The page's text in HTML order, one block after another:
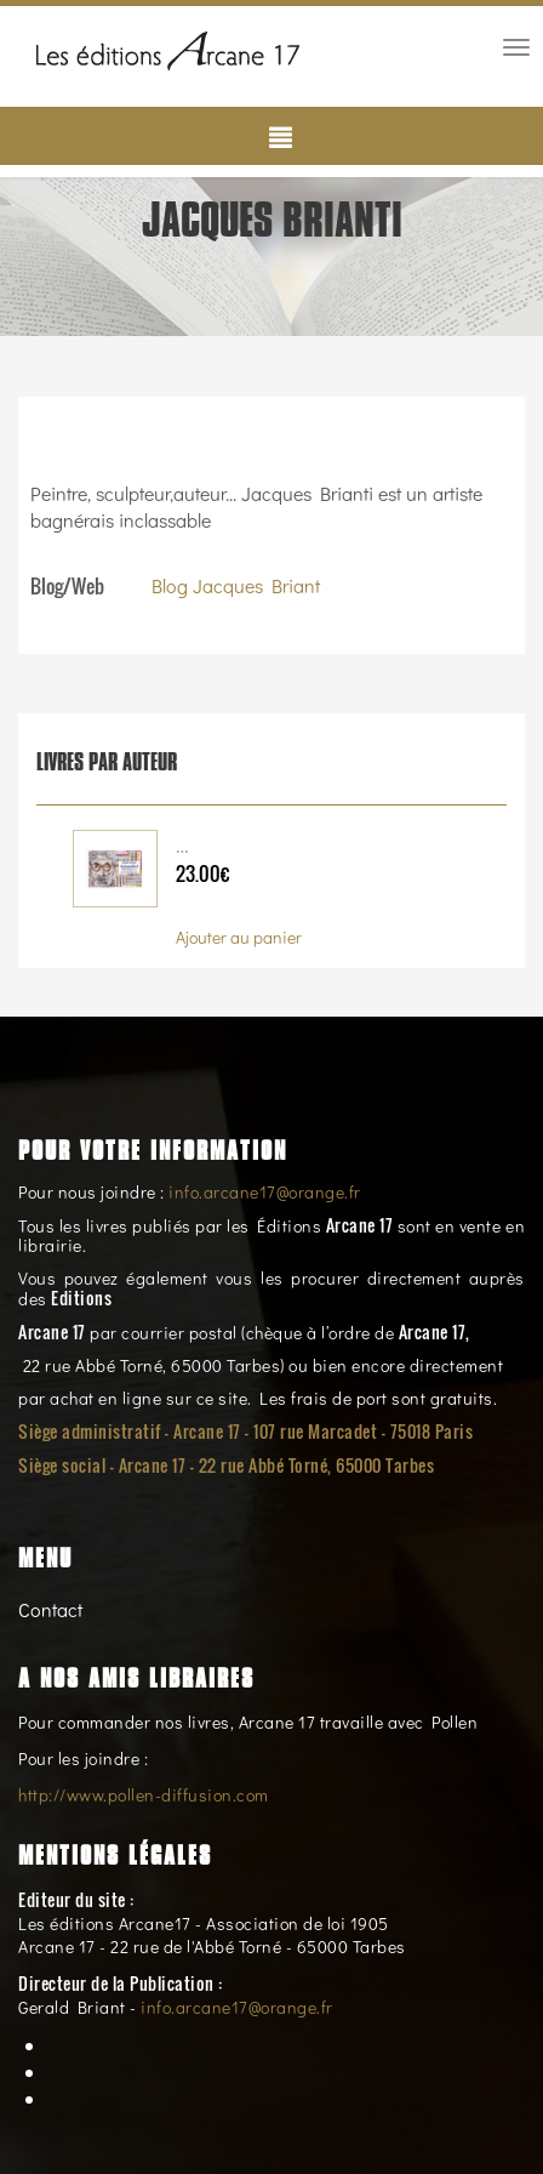
contenu
principal
navigation
JACQUES BRIANTI
Peintre, sculpteur,auteur... Jacques Brianti est un artiste
bagnérais inclassable
Blog/Web Blog Jacques Briant
LIVRES PAR AUTEUR
…
23.00€
Ajouter au panier
POUR VOTRE INFORMATION
Pour nous joindre : info.arcane17@orange.fr
Tous les livres publiés par les Éditions Arcane 17 sont en vente en
librairie.
Vous pouvez également vous les procurer directement auprès
des Editions
Arcane 17 par courrier postal (chèque à l’ordre de Arcane 17,
22 rue Abbé Torné, 65000 Tarbes) ou bien encore directement
par achat en ligne sur ce site. Les frais de port sont gratuits.
Siège administratif - Arcane 17 - 107 rue Marcadet - 75018 Paris
Siège social -Arcane 17 - 22 rue Abbé Torné, 65000 Tarbes
MENU
Contact
A NOS AMIS LIBRAIRES
Pour commander nos livres, Arcane 17 travaille avec Pollen
Pour les joindre :
http://www.pollen-diffusion.com
MENTIONS LÉGALES
Editeur du site :
Les éditions Arcane17 - Association de loi 1905
Arcane 17 - 22 rue de l'Abbé Torné - 65000 Tarbes
Directeur de la Publication :
Gerald Briant - info.arcane17@orange.fr